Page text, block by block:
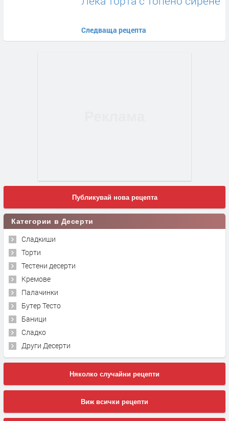
Следваща рецепта
Публикувай нова рецепта
Категории в Десерти
Сладкиши
Торти
Тестени десерти
Кремове
Палачинки
Бутер Тесто
Баници
Сладко
Други Десерти
Няколко случайни рецепти
Виж всички рецепти